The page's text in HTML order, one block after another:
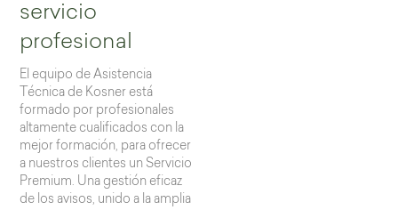
servicio
profesional
El equipo de Asistencia
Técnica de Kosner está
formado por profesionales
altamente cualificados con la
mejor formación, para ofrecer
a nuestros clientes un Servicio
Premium. Una gestión eficaz
de los avisos, unido a la amplia